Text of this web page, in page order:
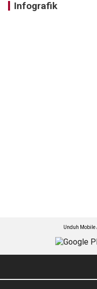
Infografik
Unduh Mobile